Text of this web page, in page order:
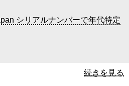
シリアルナンバーで年代特定
続きを見る